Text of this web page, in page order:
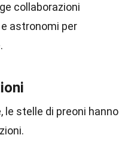
collaborazioni
astronomi per
le stelle di preoni hanno